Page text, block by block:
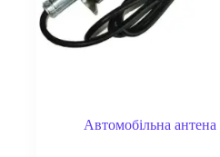
Автомобільна